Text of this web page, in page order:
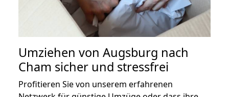
Umziehen von Augsburg nach
Cham sicher und stressfrei
Profitieren Sie von unserem erfahrenen